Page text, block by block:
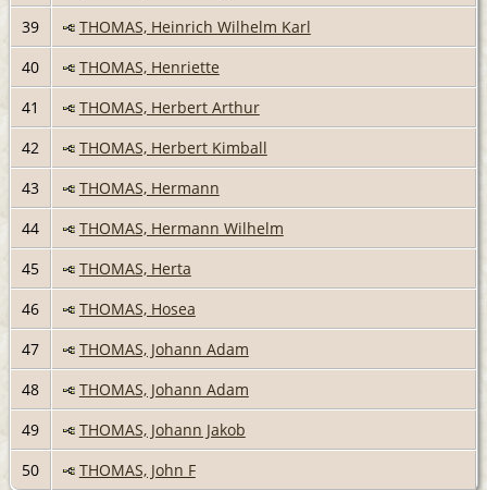
39
THOMAS, Heinrich Wilhelm Karl
40
THOMAS, Henriette
41
THOMAS, Herbert Arthur
42
THOMAS, Herbert Kimball
43
THOMAS, Hermann
44
THOMAS, Hermann Wilhelm
45
THOMAS, Herta
46
THOMAS, Hosea
47
THOMAS, Johann Adam
48
THOMAS, Johann Adam
49
THOMAS, Johann Jakob
50
THOMAS, John F